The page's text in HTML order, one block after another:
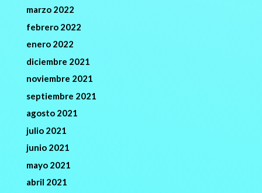
marzo 2022
febrero 2022
enero 2022
diciembre 2021
noviembre 2021
septiembre 2021
agosto 2021
julio 2021
junio 2021
mayo 2021
abril 2021